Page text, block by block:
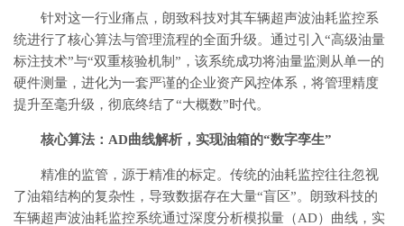
针对这一行业痛点，朗致科技对其车辆超声波油耗监控系
统进行了核心算法与管理流程的全面升级。通过引入“高级油量
标注技术”与“双重核验机制”，该系统成功将油量监测从单一的
硬件测量，进化为一套严谨的企业资产风控体系，将管理精度
提升至毫升级，彻底终结了“大概数”时代。
核心算法：AD曲线解析，实现油箱的“数字孪生”
精准的监管，源于精准的标定。传统的油耗监控往往忽视
了油箱结构的复杂性，导致数据存在大量“盲区”。朗致科技的
车辆超声波油耗监控系统通过深度分析模拟量（AD）曲线，实